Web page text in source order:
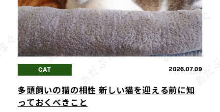
CAT 2026.07.09
多頭飼いの猫の相性 新しい猫を迎える前に知
っておくべきこと